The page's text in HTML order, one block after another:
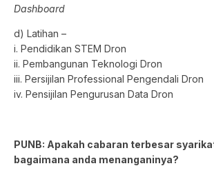
Dashboard
d) Latihan –
i. Pendidikan STEM Dron
ii. Pembangunan Teknologi Dron
iii. Persijilan Professional Pengendali Dron
iv. Pensijilan Pengurusan Data Dron
PUNB: Apakah cabaran terbesar
bagaimana anda menanganinya?